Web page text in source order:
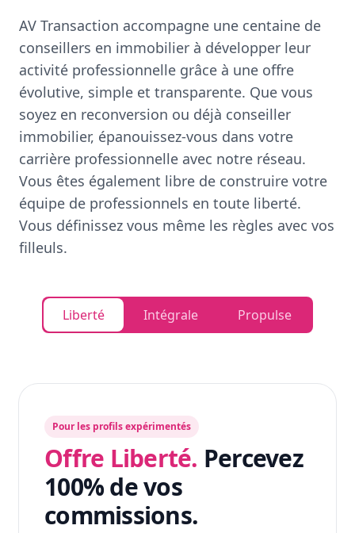
AV Transaction accompagne une centaine de
conseillers en immobilier à développer leur
activité professionnelle grâce à une offre
évolutive, simple et transparente. Que vous
soyez en reconversion ou déjà conseiller
immobilier, épanouissez-vous dans votre
carrière professionnelle avec notre réseau.
Vous êtes également libre de construire votre
équipe de professionnels en toute liberté.
Vous définissez vous même les règles avec vos
filleuls.
Liberté Intégrale Propulse
Pour les profils expérimentés
Offre Liberté. Percevez
100% de vos
commissions.